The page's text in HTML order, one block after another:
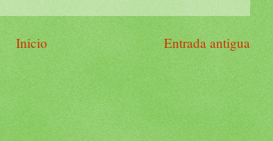
Entrada antigua
Inicio